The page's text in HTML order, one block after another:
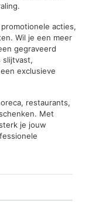
acties,
Wil je een meer
gegraveerd
slijtvast,
exclusieve
restaurants,
Met
je jouw